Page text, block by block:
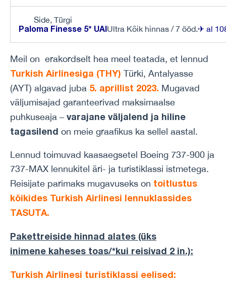
Side, Türgi
Paloma Finesse 5* UAIUltra Kõik hinnas / 7 ööd.✈ al
Meil on erakordselt hea meel teatada, et lennud
Turkish Airlinesiga (THY) Türki, Antalyasse
(AYT) algavad juba 5. aprillist 2023. Mugavad
väljumisajad garanteerivad maksimaalse
puhkuseaja – varajane väljalend ja hiline
tagasilend on meie graafikus ka sellel aastal.
Lennud toimuvad kaasaegsetel Boeing 737-900 ja
737-MAX lennukitel äri- ja turistiklassi istmetega.
Reisijate parimaks mugavuseks on toitlustus
kõikides Turkish Airlinesi lennuklassides
TASUTA.
Pakettreiside hinnad alates (üks
inimene kaheses toas/*kui reisivad 2 in.):
Turkish Airlinesi turistiklassi eelised: